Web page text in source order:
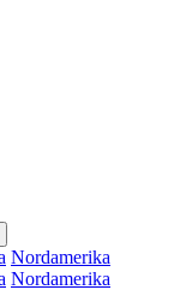
Nordamerika
Nordamerika